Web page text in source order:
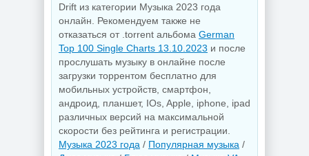
Drift из категории Музыка 2023 года
онлайн. Рекомендуем также не
отказаться от .torrent альбома German
Top 100 Single Charts 13.10.2023 и после
прослушать музыку в онлайне после
загрузки торрентом бесплатно для
мобильных устройств, смартфон,
андроид, планшет, IOs, Apple, iphone, ipad
различных версий на максимальной
скорости без рейтинга и регистрации.
Музыка 2023 года / Популярная музыка /